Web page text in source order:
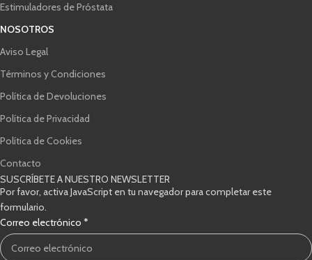
Estimuladores de Próstata
NOSOTROS
Aviso Legal
Términos y Condiciones
Política de Devoluciones
Política de Privacidad
Política de Cookies
Contacto
SUSCRÍBETE A NUESTRO NEWSLETTER
Por favor, activa JavaScript en tu navegador para completar este
formulario.
Correo electrónico *